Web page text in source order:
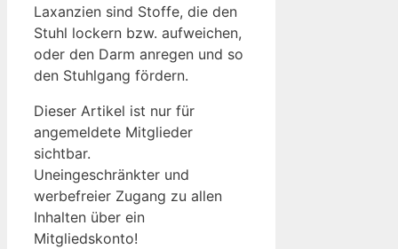
Laxanzien sind Stoffe, die den
Stuhl lockern bzw. aufweichen,
oder den Darm anregen und so
den Stuhlgang fördern.
Dieser Artikel ist nur für
angemeldete Mitglieder
sichtbar.
Uneingeschränkter und
werbefreier Zugang zu allen
Inhalten über ein
Mitgliedskonto!